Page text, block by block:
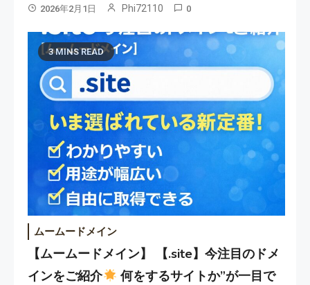
2026年2月1日 Phi72110 0
3 MINS READ
ムームードメイン
【ムームードメイン】 【.site】今注目のドメ
インをご紹介
何をするサイトか”が一目で